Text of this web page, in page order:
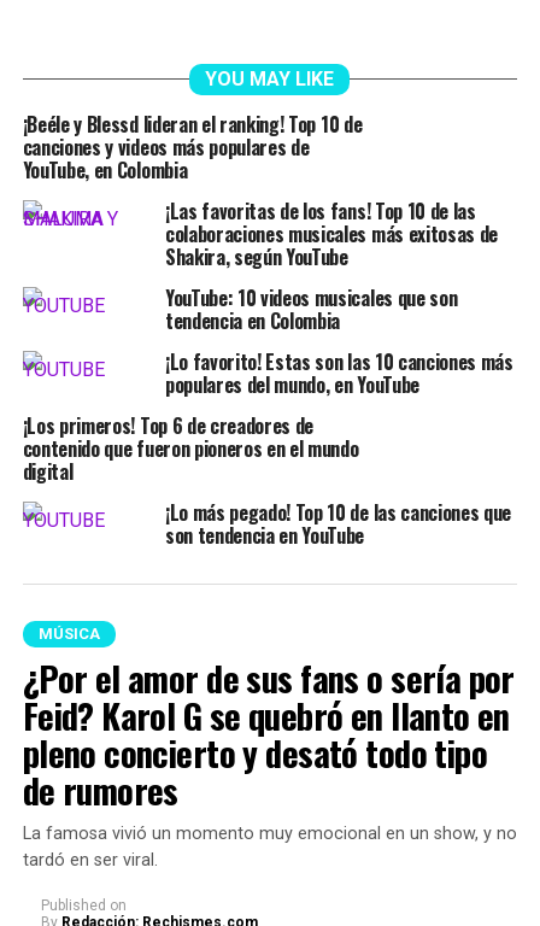
YOU MAY LIKE
¡Beéle y Blessd lideran el ranking! Top 10 de
canciones y videos más populares de
YouTube, en Colombia
¡Las favoritas de los fans! Top 10 de las
colaboraciones musicales más exitosas de
Shakira, según YouTube
YouTube: 10 videos musicales que son
tendencia en Colombia
¡Lo favorito! Estas son las 10 canciones más
populares del mundo, en YouTube
¡Los primeros! Top 6 de creadores de
contenido que fueron pioneros en el mundo
digital
¡Lo más pegado! Top 10 de las canciones que
son tendencia en YouTube
MÚSICA
¿Por el amor de sus fans o sería por
Feid? Karol G se quebró en llanto en
pleno concierto y desató todo tipo
de rumores
La famosa vivió un momento muy emocional en un show, y no
tardó en ser viral.
Published on
By Redacción: Rechismes.com